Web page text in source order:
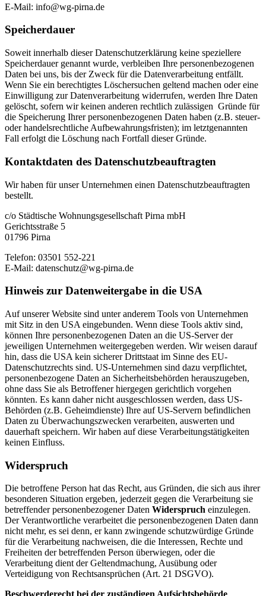
E-Mail: info@wg-pirna.de
Speicherdauer
Soweit innerhalb dieser Datenschutzerklärung keine speziellere
Speicherdauer genannt wurde, verbleiben Ihre personenbezogenen
Daten bei uns, bis der Zweck für die Datenverarbeitung entfällt.
Wenn Sie ein berechtigtes Löschersuchen geltend machen oder eine
Einwilligung zur Datenverarbeitung widerrufen, werden Ihre Daten
gelöscht, sofern wir keinen anderen rechtlich zulässigen Gründe für
die Speicherung Ihrer personenbezogenen Daten haben (z.B. steuer-
oder handelsrechtliche Aufbewahrungsfristen); im letztgenannten
Fall erfolgt die Löschung nach Fortfall dieser Gründe.
Kontaktdaten des Datenschutz­beauftragten
Wir haben für unser Unternehmen einen Datenschutzbeauftragten
bestellt.
c/o Städtische Wohnungsgesellschaft Pirna mbH
Gerichtsstraße 5
01796 Pirna
Telefon: 03501 552-221
E-Mail: datenschutz@wg-pirna.de
Hinweis zur Datenweitergabe in die USA
Auf unserer Website sind unter anderem Tools von Unternehmen
mit Sitz in den USA eingebunden. Wenn diese Tools aktiv sind,
können Ihre personenbezogenen Daten an die US-Server der
jeweiligen Unternehmen weitergegeben werden. Wir weisen darauf
hin, dass die USA kein sicherer Drittstaat im Sinne des EU-
Datenschutzrechts sind. US-Unternehmen sind dazu verpflichtet,
personenbezogene Daten an Sicherheitsbehörden herauszugeben,
ohne dass Sie als Betroffener hiergegen gerichtlich vorgehen
könnten. Es kann daher nicht ausgeschlossen werden, dass US-
Behörden (z.B. Geheimdienste) Ihre auf US-Servern befindlichen
Daten zu Überwachungszwecken verarbeiten, auswerten und
dauerhaft speichern. Wir haben auf diese Verarbeitungstätigkeiten
keinen Einfluss.
Widerspruch
Die betroffene Person hat das Recht, aus Gründen, die sich aus ihrer
besonderen Situation ergeben, jederzeit gegen die Verarbeitung sie
betreffender personenbezogener Daten Widerspruch einzulegen.
Der Verantwortliche verarbeitet die personenbezogenen Daten dann
nicht mehr, es sei denn, er kann zwingende schutzwürdige Gründe
für die Verarbeitung nachweisen, die die Interessen, Rechte und
Freiheiten der betreffenden Person überwiegen, oder die
Verarbeitung dient der Geltendmachung, Ausübung oder
Verteidigung von Rechtsansprüchen (Art. 21 DSGVO).